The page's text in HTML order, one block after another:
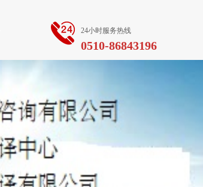
24小时服务热线
0510-86843196